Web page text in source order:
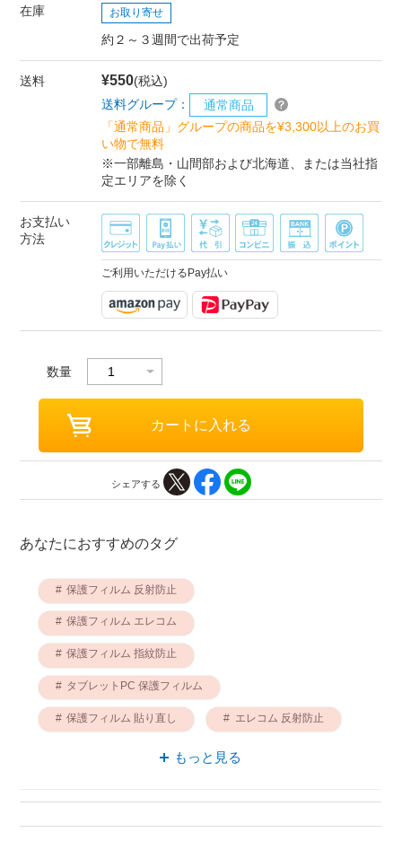
在庫 お取り寄せ
約２～３週間で出荷予定
送料 ¥550(税込)
送料グループ：
通常商品
「通常商品」グループの商品を¥3,300以上のお買
い物で無料
※一部離島・山間部および北海道、または当社指
定エリアを除く
お支払い
方法
ご利用いただけるPay払い
数量
シェアする
あなたにおすすめのタグ
保護フィルム 反射防止
保護フィルム エレコム
保護フィルム 指紋防止
タブレットPC 保護フィルム
保護フィルム 貼り直し エレコム 反射防止
指紋防止 エレコム
もっと見る